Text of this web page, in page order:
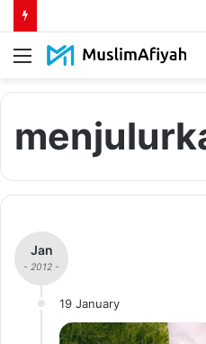
Menu
Jan
- 2012 -
19 January